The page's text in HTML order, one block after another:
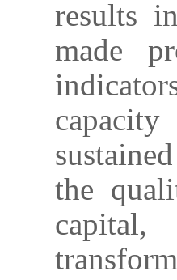
results
made
the
capital,